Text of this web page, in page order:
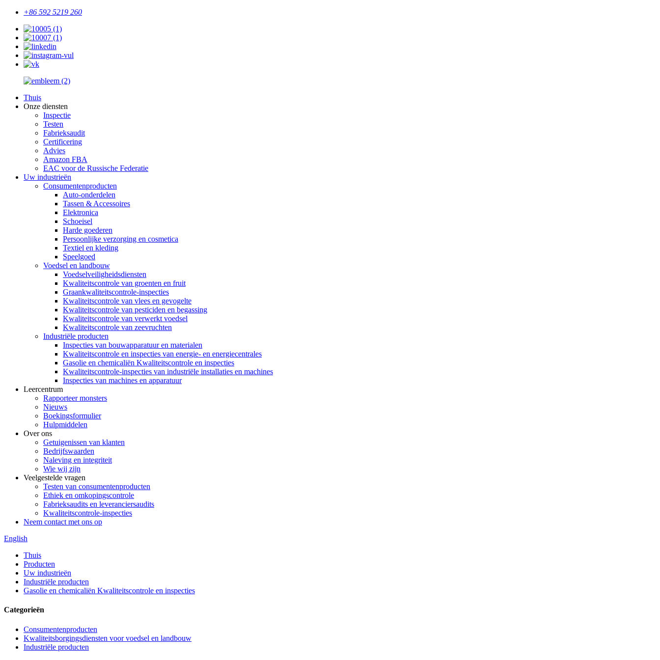
+86 592 5219 260
Thuis
Onze diensten
Inspectie
Testen
Fabrieksaudit
Certificering
Advies
Amazon FBA
EAC voor de Russische Federatie
Uw industrieën
Consumentenproducten
Auto-onderdelen
Tassen & Accessoires
Elektronica
Schoeisel
Harde goederen
Persoonlijke verzorging en cosmetica
Textiel en kleding
Speelgoed
Voedsel en landbouw
Voedselveiligheidsdiensten
Kwaliteitscontrole van groenten en fruit
Graankwaliteitscontrole-inspecties
Kwaliteitscontrole van vlees en gevogelte
Kwaliteitscontrole van pesticiden en begassing
Kwaliteitscontrole van verwerkt voedsel
Kwaliteitscontrole van zeevruchten
Industriële producten
Inspecties van bouwapparatuur en materialen
Kwaliteitscontrole en inspecties van energie- en energiecentrales
Gasolie en chemicaliën Kwaliteitscontrole en inspecties
Kwaliteitscontrole-inspecties van industriële installaties en machines
Inspecties van machines en apparatuur
Leercentrum
Rapporteer monsters
Nieuws
Boekingsformulier
Hulpmiddelen
Over ons
Getuigenissen van klanten
Bedrijfswaarden
Naleving en integriteit
Wie wij zijn
Veelgestelde vragen
Testen van consumentenproducten
Ethiek en omkopingscontrole
Fabrieksaudits en leveranciersaudits
Kwaliteitscontrole-inspecties
Neem contact met ons op
English
Thuis
Producten
Uw industrieën
Industriële producten
Gasolie en chemicaliën Kwaliteitscontrole en inspecties
Categorieën
Consumentenproducten
Kwaliteitsborgingsdiensten voor voedsel en landbouw
Industriële producten